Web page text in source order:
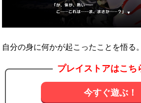
自分の身に何かが起こったことを悟る。
プレイストアはこち
今すぐ遊ぶ！